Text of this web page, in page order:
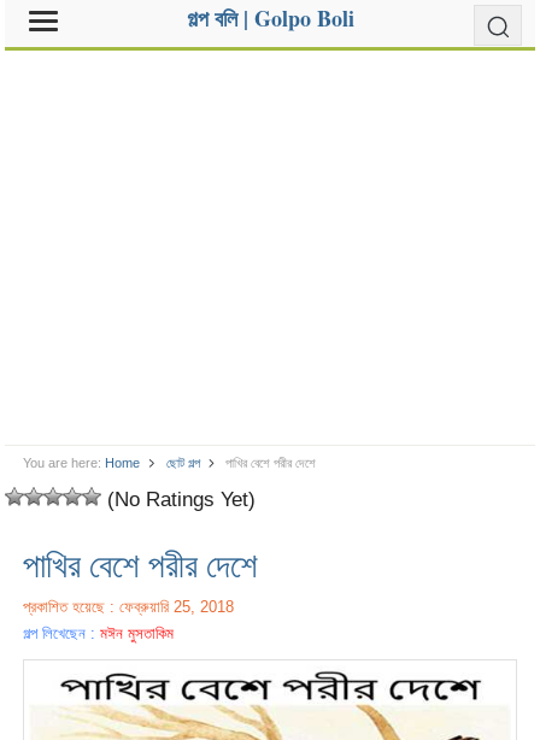
গল্প বলি | Golpo Boli
You are here: Home ছোট গল্প পাখির বেশে পরীর দেশে
(No Ratings Yet)
পাখির বেশে পরীর দেশে
প্রকাশিত হয়েছে : ফেব্রুয়ারি 25, 2018
গল্প লিখেছেন :মঈন মুসতাকিম